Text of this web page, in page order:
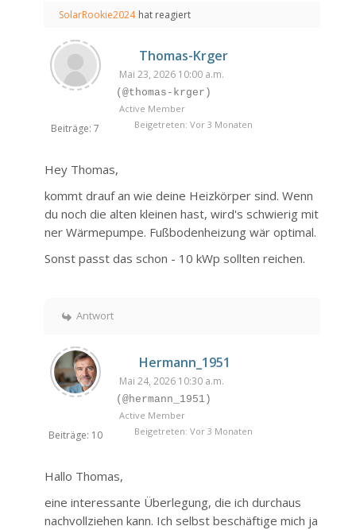
SolarRookie2024 hat reagiert
Beiträge: 7
Thomas-Krger
Mai 23, 2026 10:00 a.m.
(@thomas-krger)
Active Member
Beigetreten: Vor 3 Monaten
Hey Thomas,
kommt drauf an wie deine Heizkörper sind. Wenn
du noch die alten kleinen hast, wird's schwierig mit
ner Wärmepumpe. Fußbodenheizung wär optimal.
Sonst passt das schon - 10 kWp sollten reichen.
Antwort
Beiträge: 10
Hermann_1951
Mai 24, 2026 10:30 a.m.
(@hermann_1951)
Active Member
Beigetreten: Vor 3 Monaten
Hallo Thomas,
eine interessante Überlegung, die ich durchaus
nachvollziehen kann. Ich selbst beschäftige mich ja